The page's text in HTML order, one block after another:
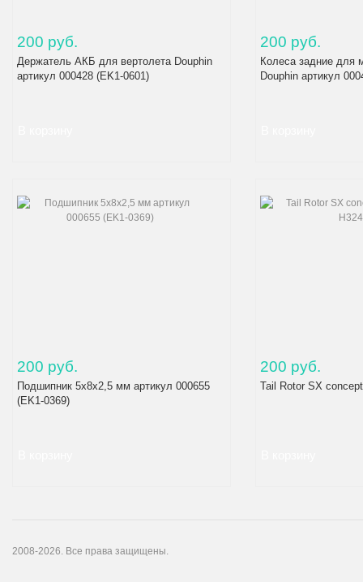
200 руб.
Держатель АКБ для вертолета Douphin
артикул 000428 (EK1-0601)
200 руб.
Колеса задние для
Douphin артикул
200 руб.
Подшипник 5x8x2,5 мм артикул 000655
(EK1-0369)
200 руб.
Tail Rotor SX
2008-2026. Все права защищены.